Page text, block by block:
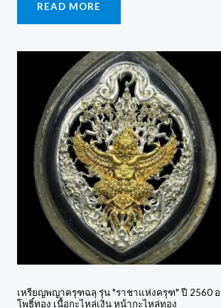
READ MORE
เหรียญพญาครุฑฉลุ รุ่น "ราชาแห่งครุฑ" ปี 2560
โพธิ์ทอง เนื้อกะไหล่เงิน หน้ากะไหล่ทอง